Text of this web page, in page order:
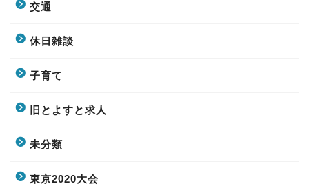
交通
休日雑談
子育て
旧とよすと求人
未分類
東京2020大会